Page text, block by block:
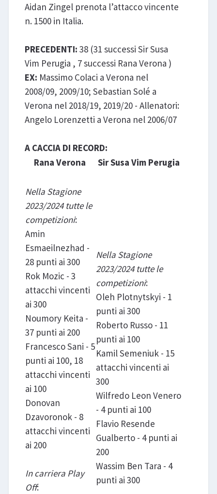
Aidan Zingel prenota l’attacco vincente
n. 1500 in Italia.
PRECEDENTI: 38 (31 successi Sir Susa
Vim Perugia , 7 successi Rana Verona )
EX: Massimo Colaci a Verona nel
2008/09, 2009/10; Sebastian Solé a
Verona nel 2018/19, 2019/20 - Allenatori:
Angelo Lorenzetti a Verona nel 2006/07
A CACCIA DI RECORD:
Rana Verona
Sir Susa Vim Perugia
Nella Stagione
2023/2024 tutte le
competizioni:
Amin
Esmaeilnezhad -
28 punti ai 300
Rok Mozic - 3
attacchi vincenti
ai 300
Noumory Keita -
37 punti ai 200
Francesco Sani - 5
punti ai 100, 18
attacchi vincenti
ai 100
Donovan
Dzavoronok - 8
attacchi vincenti
ai 200
In carriera Play
Off:
Nella Stagione
2023/2024 tutte le
competizioni:
Oleh Plotnytskyi - 1
punti ai 300
Roberto Russo - 11
punti ai 100
Kamil Semeniuk - 15
attacchi vincenti ai
300
Wilfredo Leon Venero
- 4 punti ai 100
Flavio Resende
Gualberto - 4 punti ai
200
Wassim Ben Tara - 4
punti ai 300